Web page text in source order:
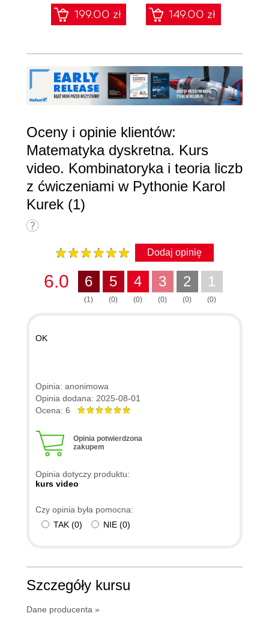
199.00 zł
Pythonie
149.00 zł
Oceny i opinie klientów:
Matematyka dyskretna. Kurs
video. Kombinatoryka i teoria liczb
z ćwiczeniami w Pythonie Karol
Kurek (1)
Dodaj opinię
6.0 6
(1)
5
(0)
4
(0)
3
(0)
2
(0)
1
(0)
OK
Opinia: anonimowa
Opinia dodana: 2025-08-01
Ocena: 6
Opinia potwierdzona
zakupem
Opinia dotyczy produktu:
kurs video
Czy opinia była pomocna:
TAK (0) NIE (0)
Szczegóły kursu
Dane producenta »